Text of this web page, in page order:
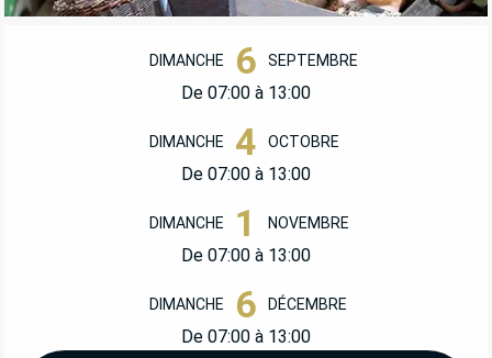
OUVERTURE ET COORDONNÉES
DIMANCHE 6 SEPTEMBRE
De 07:00 à 13:00
DIMANCHE 4 OCTOBRE
De 07:00 à 13:00
DIMANCHE 1 NOVEMBRE
De 07:00 à 13:00
DIMANCHE 6 DÉCEMBRE
De 07:00 à 13:00